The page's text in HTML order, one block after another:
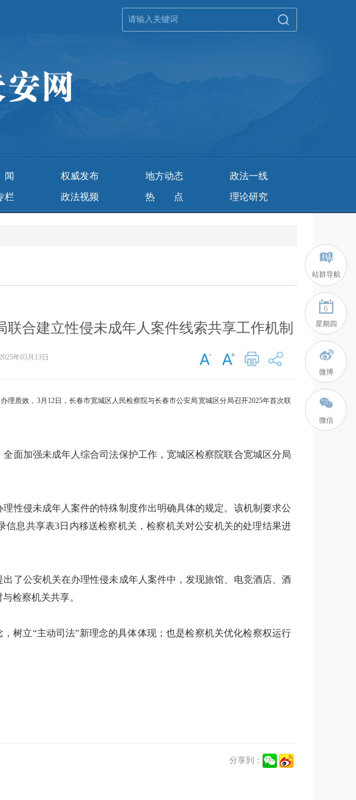
权威发布 地方动态 政法一线
栏 政法视频 热 点 理论研究
合建立性侵未成年人案件线索共享工作机制
年03月13日
质效，3月12日，长春市宽城区人民检察院与长春市公安局宽城区分局召开2025年首次联
面加强未成年人综合司法保护工作，宽城区检察院联合宽城区分局
性侵未成年人案件的特殊制度作出明确具体的规定。该机制要求公
息共享表3日内移送检察机关，检察机关对公安机关的处理结果进
了公安机关在办理性侵未成年人案件中，发现旅馆、电竞酒店、酒
检察机关共享。
树立“主动司法”新理念的具体体现；也是检察机关优化检察权运行
分享到：
站群导航
6
星期四
微博
微信